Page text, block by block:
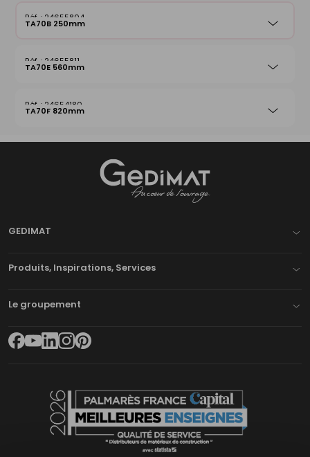
24655804
TA70B 250mm
24655811
TA70E 560mm
24654180
TA70F 820mm
GEDIMAT
Produits, Inspirations, Services
Le groupement